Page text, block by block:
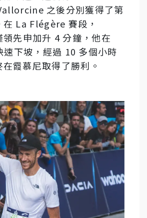
之後分別獲得了第
La Flégère 賽段，
先申加升 4 分鐘，他在
速下坡，經過 10 多個小時
霞慕尼取得了勝利。